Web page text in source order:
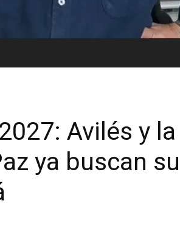
Avilés y la
ya buscan su